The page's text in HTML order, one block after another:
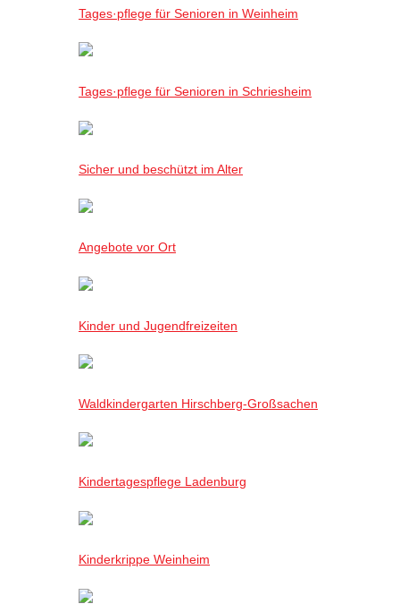
Tages·pflege für Senioren in Weinheim
Tages·pflege für Senioren in Schriesheim
Sicher und beschützt im Alter
Angebote vor Ort
Kinder und Jugendfreizeiten
Waldkindergarten Hirschberg-Großsachen
Kindertagespflege Ladenburg
Kinderkrippe Weinheim